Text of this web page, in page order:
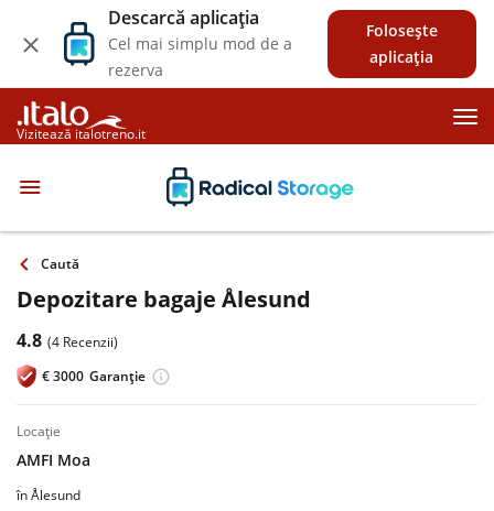
Descarcă aplicația
Cel mai simplu mod de a
rezerva
Folosește
aplicația
Vizitează italotreno.it
Caută
Depozitare bagaje Ålesund
4.8 (4 Recenzii)
€3000 Garanție
locație
AMFI Moa
în Ålesund